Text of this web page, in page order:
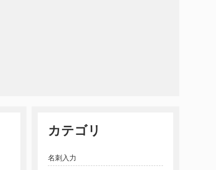
カテゴリ
名刺入力